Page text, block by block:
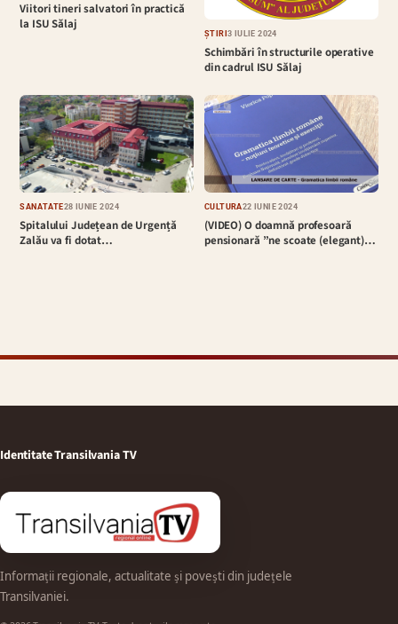
Viitori tineri salvatori în practică
la ISU Sălaj
ȘTIRI3 IULIE 2024
Schimbări în structurile operative
din cadrul ISU Sălaj
SĂNĂTATE28 IUNIE 2024
Spitalului Județean de Urgență
Zalău va fi dotat…
CULTURĂ22 IUNIE 2024
(VIDEO) O doamnă profesoară
pensionară ”ne scoate (elegant)…
Identitate Transilvania TV
Informații regionale, actualitate și povești din județele
Transilvaniei.